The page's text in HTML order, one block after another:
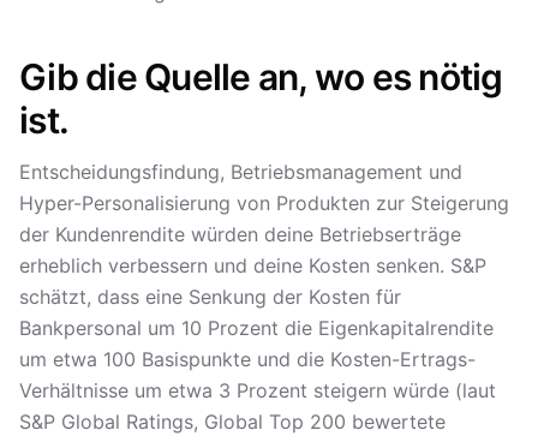
Gib die Quelle an, wo es nötig
ist.
Entscheidungsfindung, Betriebsmanagement und
Hyper-Personalisierung von Produkten zur Steigerung
der Kundenrendite würden deine Betriebserträge
erheblich verbessern und deine Kosten senken. S&P
schätzt, dass eine Senkung der Kosten für
Bankpersonal um 10 Prozent die Eigenkapitalrendite
um etwa 100 Basispunkte und die Kosten-Ertrags-
Verhältnisse um etwa 3 Prozent steigern würde (laut
S&P Global Ratings, Global Top 200 bewertete